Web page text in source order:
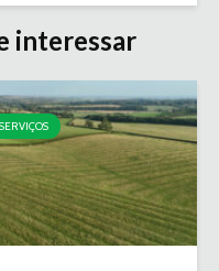
interessar
SERVIÇOS